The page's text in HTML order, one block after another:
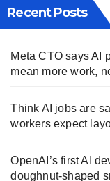
Recent Posts
Meta CTO says AI
mean more work,
Think AI jobs are
workers expect
OpenAI’s first AI
doughnut-shaped